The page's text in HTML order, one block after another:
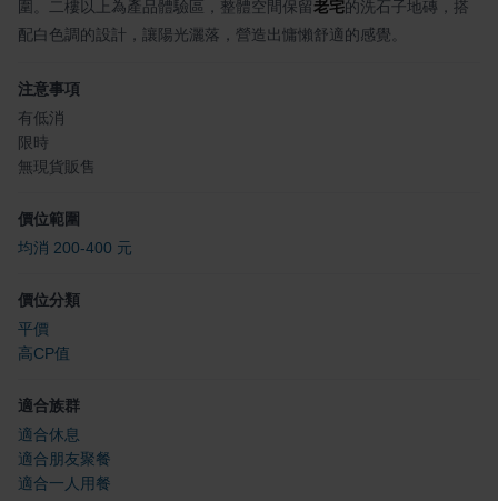
圍。二樓以上為產品體驗區，整體空間保留老宅的洗石子地磚，搭
配白色調的設計，讓陽光灑落，營造出慵懶舒適的感覺。
注意事項
有低消
限時
無現貨販售
價位範圍
均消 200-400 元
價位分類
平價
高CP值
適合族群
適合休息
適合朋友聚餐
適合一人用餐